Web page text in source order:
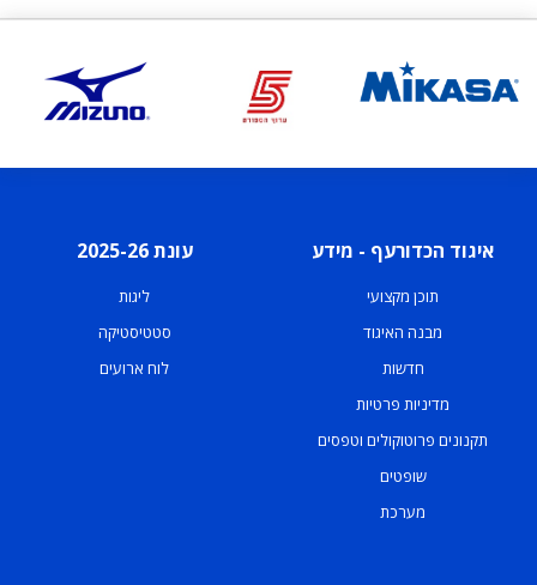
איגוד הכדורעף - מידע
תוכן מקצועי
מבנה האיגוד
חדשות
מדיניות פרטיות
תקנונים פרוטוקולים וטפסים
שופטים
מערכת
עונת 2025-26
ליגות
סטטיסטיקה
לוח ארועים